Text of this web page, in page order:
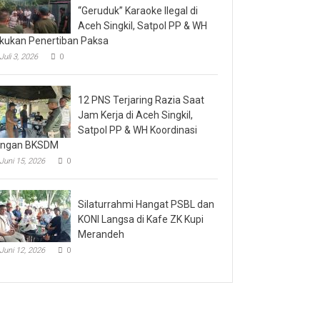
“Geruduk” Karaoke Ilegal di
Aceh Singkil, Satpol PP & WH
Penertiban Paksa
Juli 3, 2026 0
12 PNS Terjaring Razia Saat
Jam Kerja di Aceh Singkil,
Satpol PP & WH Koordinasi
BKSDM
Juni 15, 2026 0
Silaturrahmi Hangat PSBL dan
KONI Langsa di Kafe ZK Kupi
Merandeh
Juni 12, 2026 0